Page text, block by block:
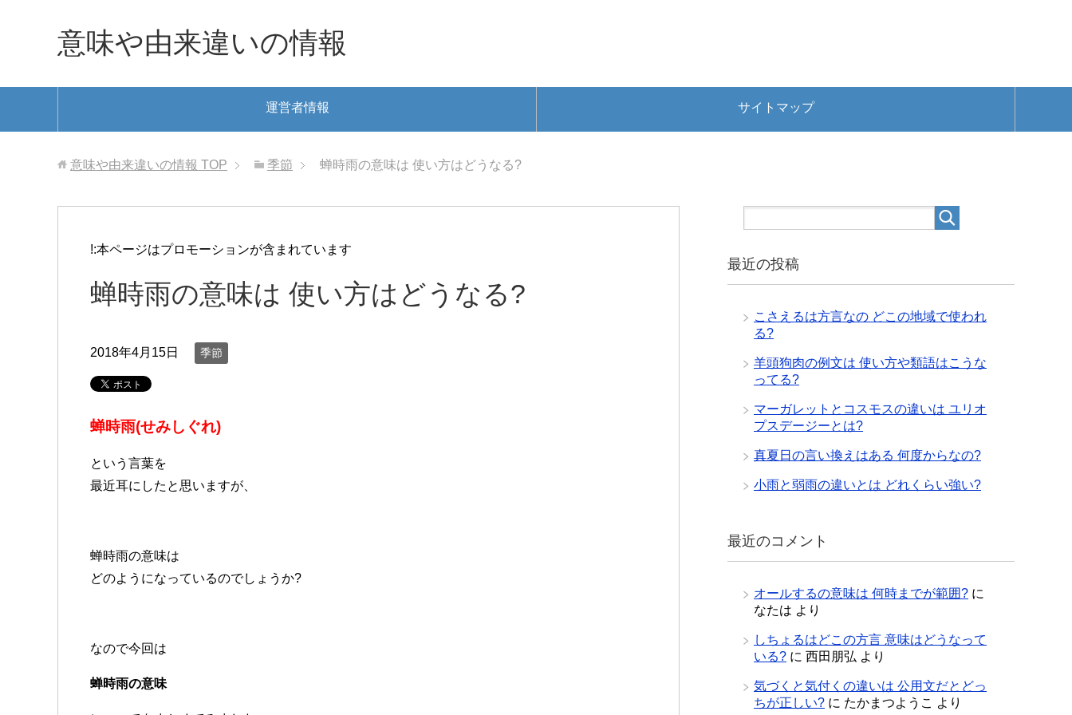
意味や由来違いの情報
運営者情報 サイトマップ
意味や由来違いの情報 TOP 季節 蝉時雨の意味は 使い方はどうなる?
!:本ページはプロモーションが含まれています
蝉時雨の意味は 使い方はどうなる?
2018年4月15日 季節
蝉時雨(せみしぐれ)
という言葉を
最近耳にしたと思いますが、
蝉時雨の意味は
どのようになっているのでしょうか?
なので今回は
蝉時雨の意味
最近の投稿
こさえるは方言なの どこの地域で使われ
る?
羊頭狗肉の例文は 使い方や類語はこうな
ってる?
マーガレットとコスモスの違いは ユリオ
プスデージーとは?
真夏日の言い換えはある 何度からなの?
小雨と弱雨の違いとは どれくらい強い?
最近のコメント
オールするの意味は 何時までが範囲? に
なたは より
しちょるはどこの方言 意味はどうなって
いる? に 西田朋弘 より
気づくと気付くの違いは 公用文だとどっ
ちが正しい? に たかまつようこ より